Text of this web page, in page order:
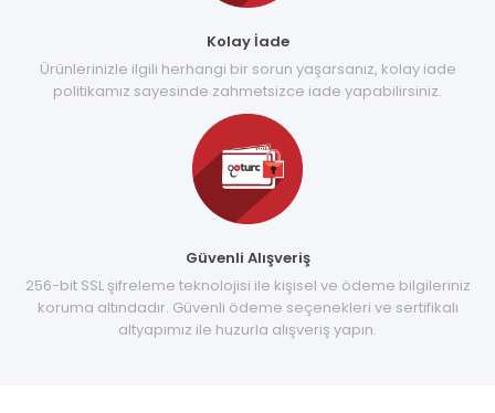
Kolay İade
Ürünlerinizle ilgili herhangi bir sorun yaşarsanız, kolay iade
politikamız sayesinde zahmetsizce iade yapabilirsiniz.
Güvenli Alışveriş
256-bit SSL şifreleme teknolojisi ile kişisel ve ödeme bilgileriniz
koruma altındadır. Güvenli ödeme seçenekleri ve sertifikalı
altyapımız ile huzurla alışveriş yapın.